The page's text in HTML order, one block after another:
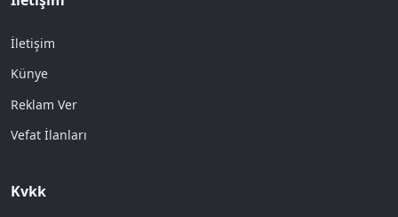
İletişim
Künye
Reklam Ver
Vefat İlanları
Kvkk